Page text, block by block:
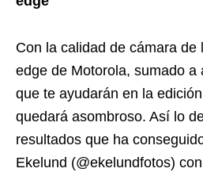
Con la calidad de cámara de
edge de Motorola, sumado a
que te ayudarán en la
quedará asombroso. Así lo
resultados que ha
Ekelund (@ekelundfotos)